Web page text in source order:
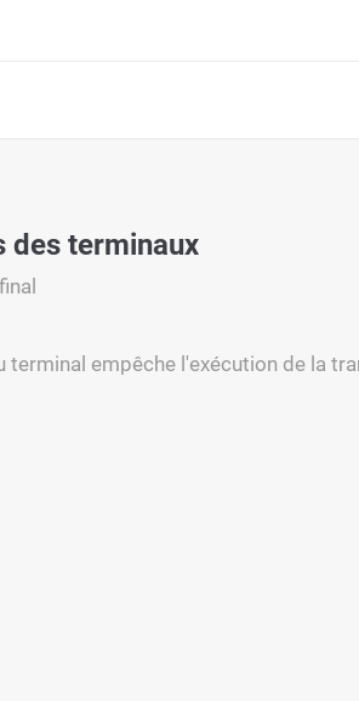
des terminaux
empêche l'exécution de la